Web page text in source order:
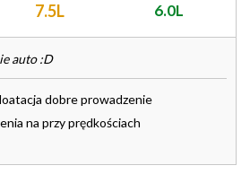
7.5L 6.0L
auto :D
dobre prowadzenie
na przy prędkościach